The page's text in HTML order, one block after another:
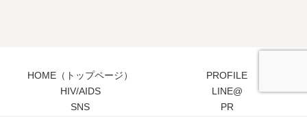
HOME（トップページ）
PROFILE
HIV/AIDS
LINE@
SNS
PR